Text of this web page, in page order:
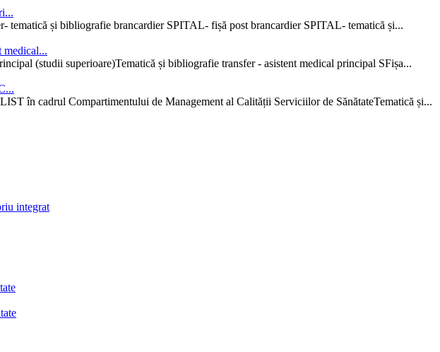
și bibliografie brancardier SPITAL- fișă post brancardier SPITAL- tematică și...
(studii superioare)Tematică și bibliografie transfer - asistent medical principal SFișa...
în cadrul Compartimentului de Management al Calității Serviciilor de SănătateTematică și...
integrat